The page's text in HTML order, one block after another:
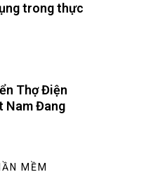
trong thực
Thợ Điện
Nam Đang
MỀM